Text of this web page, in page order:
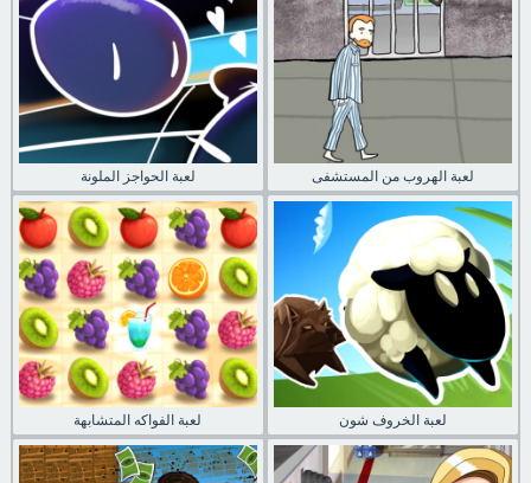
لعبة الحواجز الملونة لعبة الهروب من المستشفى
لعبة الفواكه المتشابهة لعبة الخروف شون